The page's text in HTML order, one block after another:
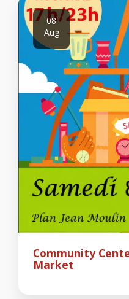
08
Aug
Community
Market